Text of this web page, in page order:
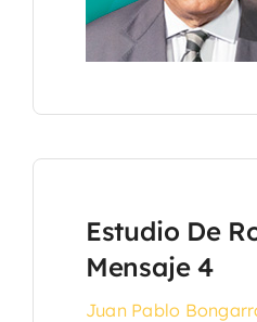
Estudio De
Mensaje 4
Juan Pablo